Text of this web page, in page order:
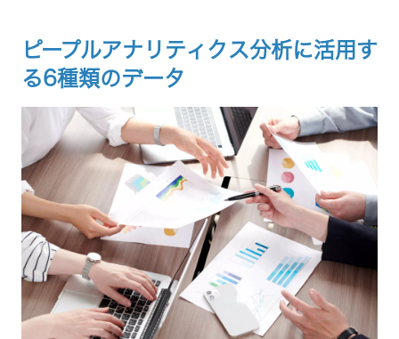
ピープルアナリティクス分析に活用す
る6種類のデータ